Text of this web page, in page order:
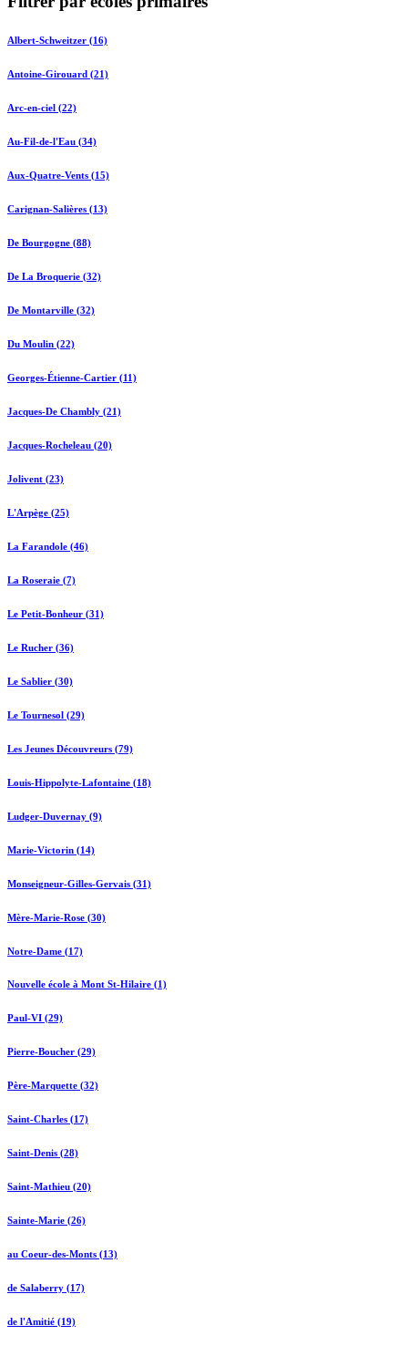
Albert-Schweitzer (16)
Antoine-Girouard (21)
Arc-en-ciel (22)
Au-Fil-de-l'Eau (34)
Aux-Quatre-Vents (15)
Carignan-Salières (13)
De Bourgogne (88)
De La Broquerie (32)
De Montarville (32)
Du Moulin (22)
Georges-Étienne-Cartier (11)
Jacques-De Chambly (21)
Jacques-Rocheleau (20)
Jolivent (23)
L'Arpège (25)
La Farandole (46)
La Roseraie (7)
Le Petit-Bonheur (31)
Le Rucher (36)
Le Sablier (30)
Le Tournesol (29)
Les Jeunes Découvreurs (79)
Louis-Hippolyte-Lafontaine (18)
Ludger-Duvernay (9)
Marie-Victorin (14)
Monseigneur-Gilles-Gervais (31)
Mère-Marie-Rose (30)
Notre-Dame (17)
Nouvelle école à Mont St-Hilaire (1)
Paul-VI (29)
Pierre-Boucher (29)
Père-Marquette (32)
Saint-Charles (17)
Saint-Denis (28)
Saint-Mathieu (20)
Sainte-Marie (26)
au Coeur-des-Monts (13)
de Salaberry (17)
de l'Amitié (19)